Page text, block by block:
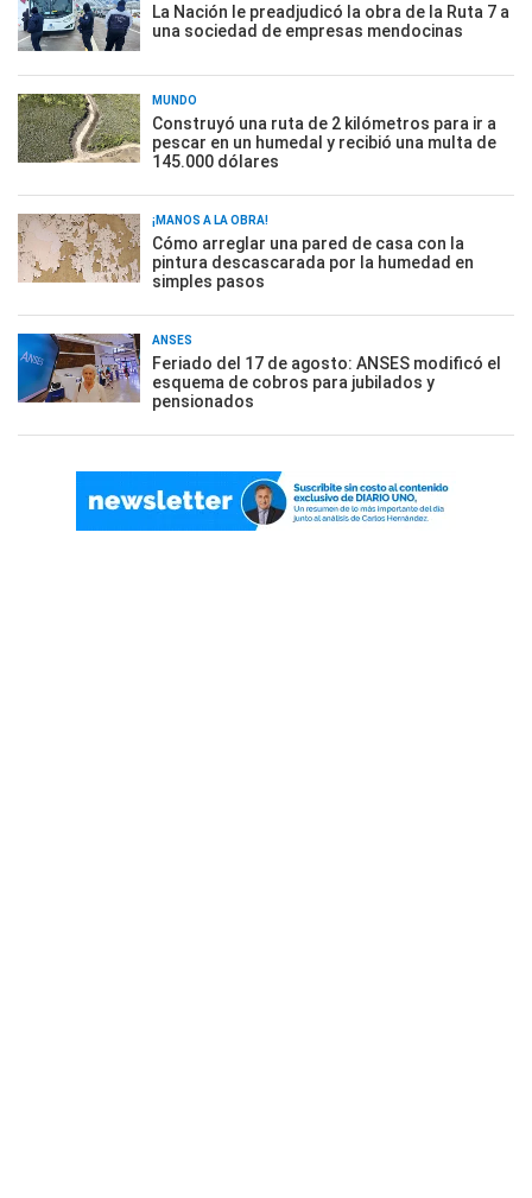
La Nación le preadjudicó la obra de la Ruta 7 a
una sociedad de empresas mendocinas
MUNDO
Construyó una ruta de 2 kilómetros para ir a
pescar en un humedal y recibió una multa de
145.000 dólares
¡MANOS A LA OBRA!
Cómo arreglar una pared de casa con la
pintura descascarada por la humedad en
simples pasos
ANSES
Feriado del 17 de agosto: ANSES modificó el
esquema de cobros para jubilados y
pensionados